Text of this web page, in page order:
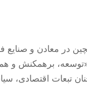
در معادن و
برهمکنش و